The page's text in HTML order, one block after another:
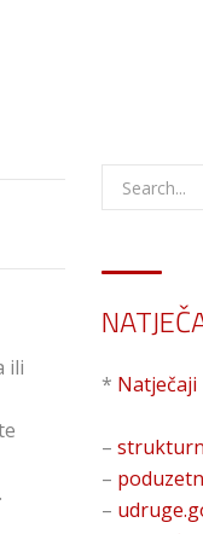
ili
* Natječaji
–
–
–